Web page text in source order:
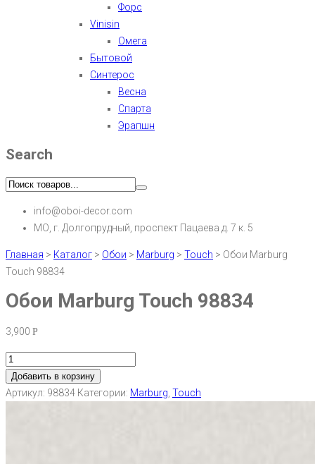
Форс
Vinisin
Омега
Бытовой
Синтерос
Весна
Спарта
Эрапшн
Search
info@oboi-decor.com
МО, г. Долгопрудный, проспект Пацаева д. 7 к. 5
Главная > Каталог > Обои > Marburg > Touch > Обои Marburg
Touch 98834
Обои Marburg Touch 98834
3,900 Р
Добавить в корзину
Артикул: 98834 Категории: Marburg Touch